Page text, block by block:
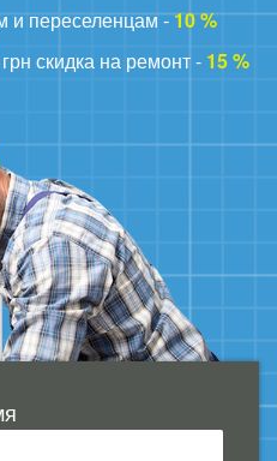
и переселенцам -10 %
скидка на ремонт - 15 %